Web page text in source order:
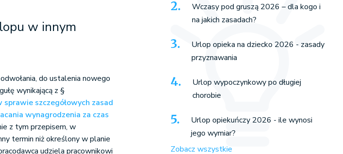
w innym
do ustalenia nowego
wynikającą z §
szczegółowych zasad
wynagrodzenia za czas
z tym przepisem, w
termin niż określony w planie
udziela pracownikowi
Wczasy pod gruszą 2026 – dla kogo i
na jakich zasadach?
Urlop opieka na dziecko 2026 - zasady
przyznawania
Urlop wypoczynkowy po długiej
chorobie
Urlop opiekuńczy 2026 - ile wynosi
jego wymiar?
Zobacz wszystkie